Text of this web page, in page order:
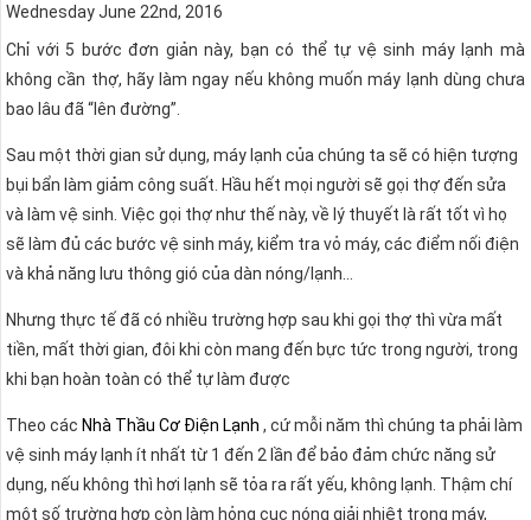
Wednesday June 22nd, 2016
Chỉ với 5 bước đơn giản này, bạn có thể tự vệ sinh máy lạnh mà
không cần thợ, hãy làm ngay nếu không muốn máy lạnh dùng chưa
bao lâu đã “lên đường”.
Sau một thời gian sử dụng, máy lạnh của chúng ta sẽ có hiện tượng
bụi bẩn làm giảm công suất. Hầu hết mọi người sẽ gọi thợ đến sửa
và làm vệ sinh. Việc gọi thợ như thế này, về lý thuyết là rất tốt vì họ
sẽ làm đủ các bước vệ sinh máy, kiểm tra vỏ máy, các điểm nối điện
và khả năng lưu thông gió của dàn nóng/lạnh…
Nhưng thực tế đã có nhiều trường hợp sau khi gọi thợ thì vừa mất
tiền, mất thời gian, đôi khi còn mang đến bực tức trong người, trong
khi bạn hoàn toàn có thể tự làm được
Theo các Nhà Thầu Cơ Điện Lạnh , cứ mỗi năm thì chúng ta phải làm
vệ sinh máy lạnh ít nhất từ 1 đến 2 lần để bảo đảm chức năng sử
dụng, nếu không thì hơi lạnh sẽ tỏa ra rất yếu, không lạnh. Thậm chí
một số trường hợp còn làm hỏng cục nóng giải nhiệt trong máy,